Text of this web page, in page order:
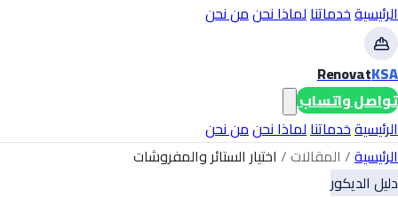
الرئيسيةخدماتنالماذا نحنمن نحن
RenovatKSA
تواصل واتساب
الرئيسيةخدماتنالماذا نحنمن نحن
الرئيسية/ المقالات/ اختيار الستائر والمفروشات
دليل الديكور